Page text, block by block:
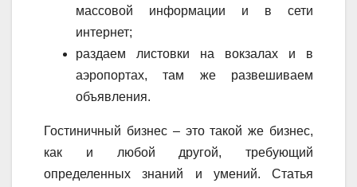
массовой информации и в сети
интернет;
раздаем листовки на вокзалах и в
аэропортах, там же развешиваем
объявления.
Гостиничный бизнес – это такой же бизнес,
как и любой другой, требующий
определенных знаний и умений. Статья